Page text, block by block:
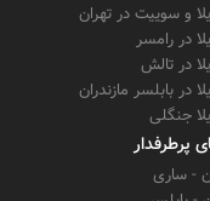
و سوییت در تهران
در رامسر
در تالش
در بابلسر مازندران
جنگلی
پرطرفدار
- ساری